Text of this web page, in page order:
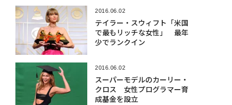
2016.06.02
テイラー・スウィフト「米国
で最もリッチな女性」 最年
少でランクイン
2016.06.02
スーパーモデルのカーリー・
クロス 女性プログラマー育
成基金を設立